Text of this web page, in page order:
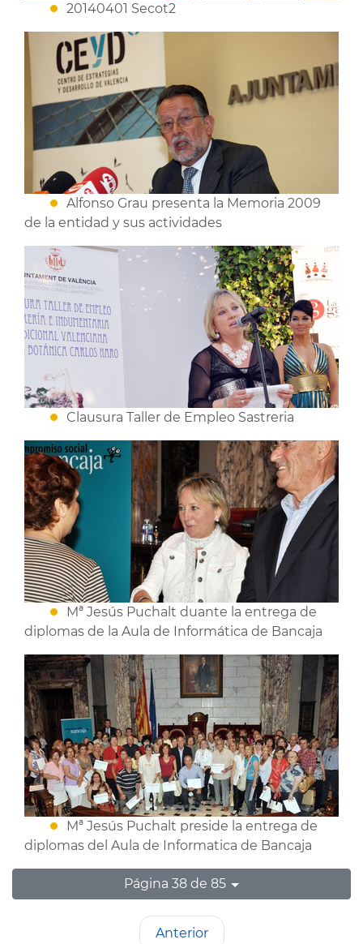
20140401 Secot2
Alfonso Grau presenta la Memoria 2009
de la entidad y sus actividades
Clausura Taller de Empleo Sastreria
Mª Jesús Puchalt duante la entrega de
diplomas de la Aula de Informática de Bancaja
Mª Jesús Puchalt preside la entrega de
diplomas del Aula de Informatica de Bancaja
Página 38 de 85
Anterior